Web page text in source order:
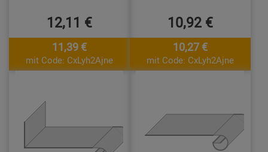
12,11 €
11,39 €
mit Code: CxLyh2Ajne
10,92 €
10,27 €
mit Code: CxLyh2Ajne